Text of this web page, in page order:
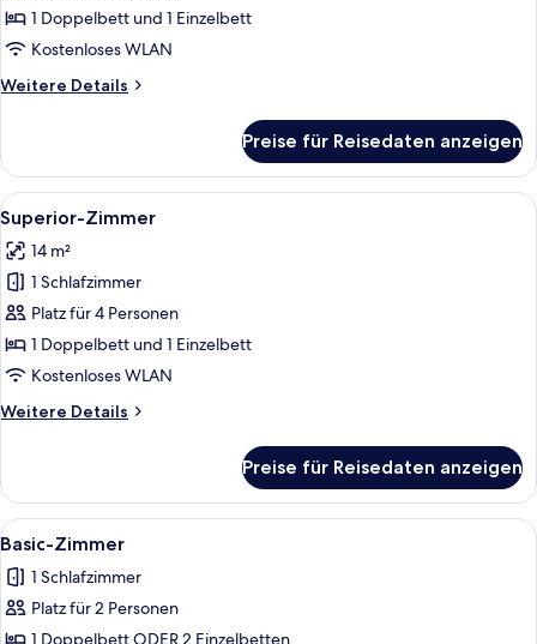
1 Doppelbett und 1 Einzelbett
Kostenloses WLAN
Weitere Details
Weitere
Zimmer
Preise für Reisedaten anzeigen
Alle
Fotos
für
Superior-
Zimmer
anzeigen
Ein modernes Hotelzimmer mit Bett,
10
Superior-Zimmer
14 m²
1 Schlafzimmer
Platz für 4 Personen
1 Doppelbett und 1 Einzelbett
Kostenloses WLAN
Weitere Details
Weitere
Zimmer
Preise für Reisedaten anzeigen
Alle
Fotos
für
Basic-
Basic-Zimmer | Minibar, Zimmersafe,
6
Basic-Zimmer
1 Schlafzimmer
Platz für 2 Personen
1 Doppelbett ODER 2 Einzelbetten